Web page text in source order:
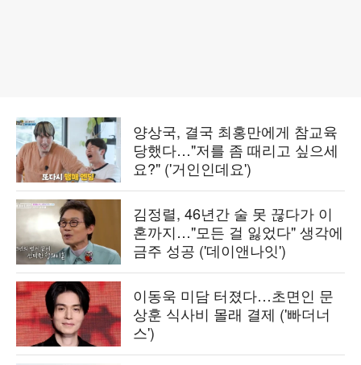
양상국, 결국 최홍만에게 참교육
당했다…"저를 좀 때리고 싶으세
요?" ('거인인데요')
김정렬, 46년간 술 못 끊다가 이
혼까지…"모든 걸 잃었다" 생각에
금주 성공 ('데이앤나잇')
이동욱 미담 터졌다…초면인 문
상훈 식사비 몰래 결제 ('빠더너
스')